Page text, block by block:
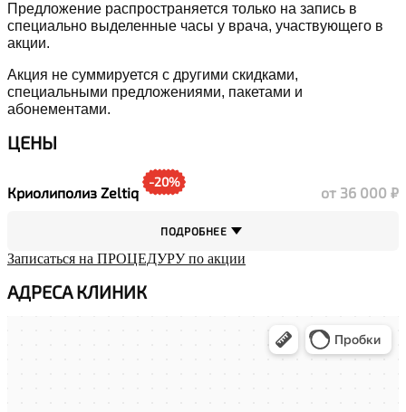
Предложение распространяется только на запись в
специально выделенные часы у врача, участвующего в
акции.
Акция не суммируется с другими скидками,
специальными предложениями, пакетами и
абонементами.
ЦЕНЫ
Криолиполиз Zeltiq
-20%
от 36 000 ₽
ПОДРОБНЕЕ
Записаться на ПРОЦЕДУРУ по акции
АДРЕСА КЛИНИК